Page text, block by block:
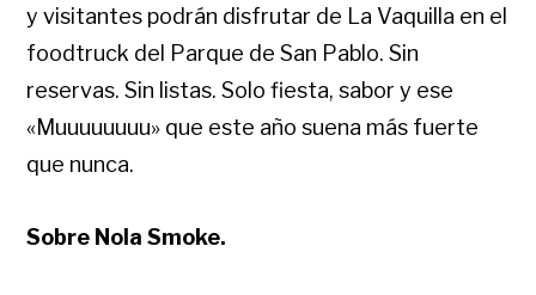
y visitantes podrán disfrutar de La Vaquilla en el
foodtruck del Parque de San Pablo. Sin
reservas. Sin listas. Solo fiesta, sabor y ese
«Muuuuuuuu» que este año suena más fuerte
que nunca.
Sobre Nola Smoke.